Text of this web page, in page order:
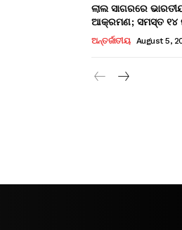
ଲାଲ ସାଗରରେ
ଆକ୍ରମଣ; ସମସ୍ତ ୧୪
ଅନ୍ତର୍ଜାତୀୟ August 5,